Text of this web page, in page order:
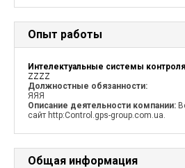
Опыт работы
ZZZZ
Должностные обязанности:
ЯЯЯ
Описание деятельности компании:
сайт http:Control.gps-group.com.ua.
Общая информация